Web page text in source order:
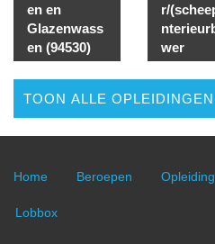
en en
Glazenwass
en (94530)
r/
wer
TOON ALLE
Home Beroepen
Lobbox